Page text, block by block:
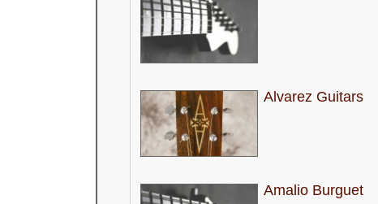
Alvarez Guitars
Amalio Burguet